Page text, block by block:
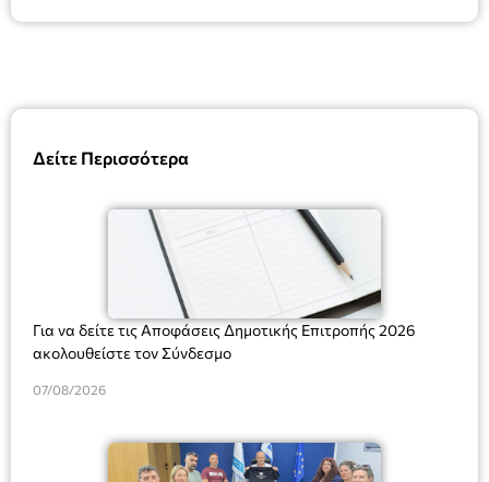
Δείτε Περισσότερα
Για να δείτε τις Αποφάσεις Δημοτικής Επιτροπής 2026
ακολουθείστε τον Σύνδεσμο
07/08/2026